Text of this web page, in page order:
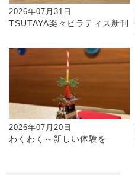
2026年07月31日
TSUTAYA楽々ピラティス新刊
2026年07月20日
わくわく～新しい体験を